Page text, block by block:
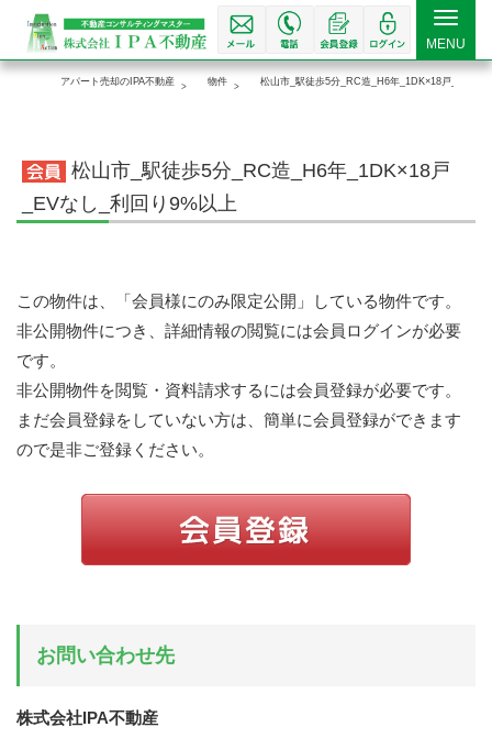
Toggle
MENU
アパート売却のIPA不動産 物件 松山市_駅徒歩5分_RC造_H6年_1DK×18戸_EVな
松山市_駅徒歩5分_RC造_H6年_1DK×18戸
_EVなし_利回り9%以上
この物件は、「会員様にのみ限定公開」している物件です。
非公開物件につき、詳細情報の閲覧には会員ログインが必要
です。
非公開物件を閲覧・資料請求するには会員登録が必要です。
まだ会員登録をしていない方は、簡単に会員登録ができます
ので是非ご登録ください。
お問い合わせ先
株式会社IPA不動産